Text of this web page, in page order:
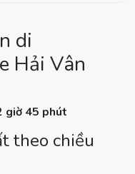
di
Hải Vân
giờ 45 phút
theo chiều